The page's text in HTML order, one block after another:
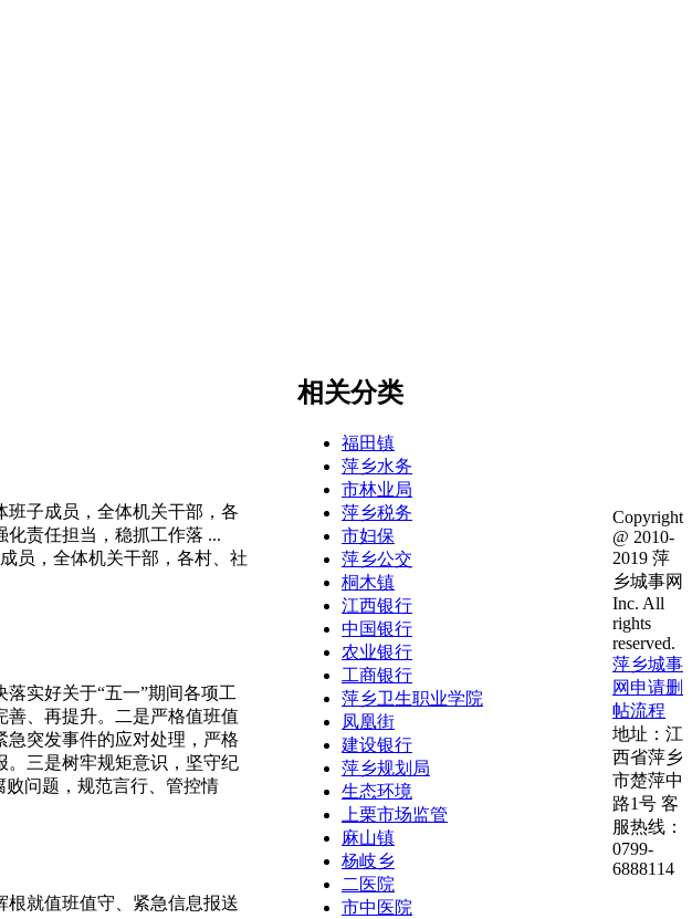
班子成员，全体机关干部，各
责任担当，稳抓工作落 ...
员，全体机关干部，各村、社
实好关于“五一”期间各项工
、再提升。二是严格值班值
突发事件的应对处理，严格
。三是树牢规矩意识，坚守纪
问题，规范言行、管控情
就值班值守、紧急信息报送
相关分类
福田镇
萍乡水务
市林业局
萍乡税务
市妇保
萍乡公交
桐木镇
江西银行
中国银行
农业银行
工商银行
萍乡卫生职业学院
凤凰街
建设银行
萍乡规划局
生态环境
上栗市场监管
麻山镇
杨岐乡
二医院
市中医院
Copyright
@ 2010-
2019 萍
乡城事网
Inc. All
rights
reserved.
萍乡城事
网申请删
帖流程
地址：江
西省萍乡
市楚萍中
路1号 客
服热线：
0799-
6888114